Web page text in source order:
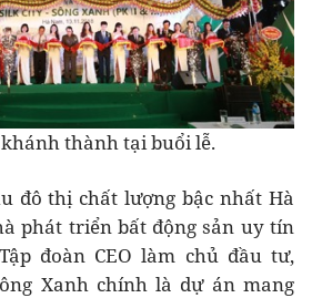
thành tại buổi lễ.
đô thị chất lượng bậc nhất Hà
phát triển bất động sản uy tín
đoàn CEO làm chủ đầu tư,
Xanh chính là dự án mang